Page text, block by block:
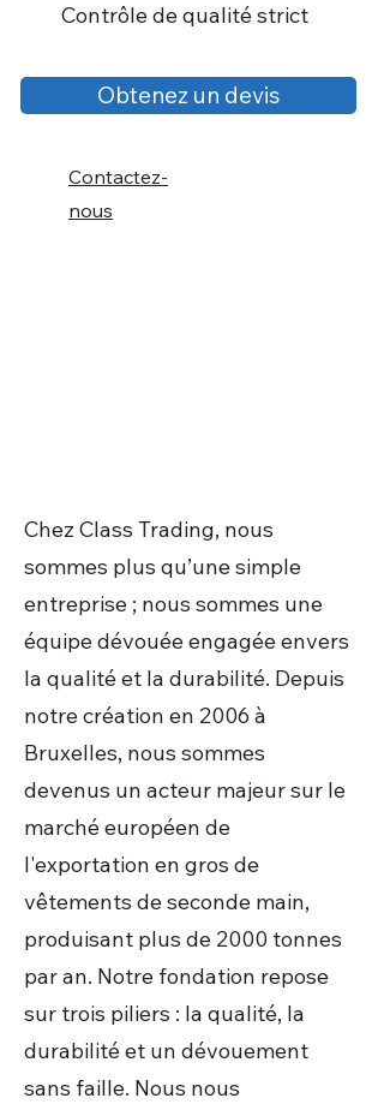
Contrôle de qualité strict
Obtenez un devis
Contactez-
nous
Chez Class Trading, nous
sommes plus qu’une simple
entreprise ; nous sommes une
équipe dévouée engagée envers
la qualité et la durabilité. Depuis
notre création en 2006 à
Bruxelles, nous sommes
devenus un acteur majeur sur le
marché européen de
l'exportation en gros de
vêtements de seconde main,
produisant plus de 2000 tonnes
par an. Notre fondation repose
sur trois piliers : la qualité, la
durabilité et un dévouement
sans faille. Nous nous